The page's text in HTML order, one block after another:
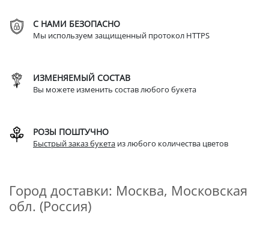
С НАМИ БЕЗОПАСНО
Мы используем защищенный протокол HTTPS
ИЗМЕНЯЕМЫЙ СОСТАВ
Вы можете изменить состав любого букета
РОЗЫ ПОШТУЧНО
Быстрый заказ букета из любого количества цветов
Город доставки: Москва, Московская
обл. (Россия)